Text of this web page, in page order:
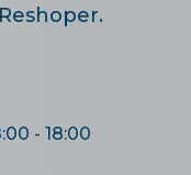
- 18:00